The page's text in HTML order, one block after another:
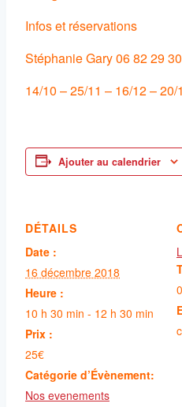
Infos et réservations
Stéphanie Gary 06 82 29
14/10 – 25/11 – 16/12 – 20/1
Ajouter au calendrier
DÉTAILS
Date :
16 décembre 2018
Heure :
10 h 30 min - 12 h 30 min
Prix :
25€
Catégorie d’Évènement:
Nos evenements